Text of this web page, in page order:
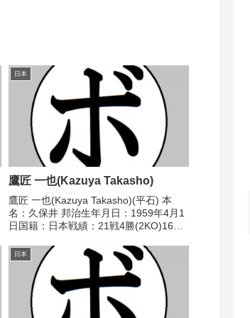
日本
鷹匠 一也(Kazuya Takasho)
鷹匠 一也(Kazuya Takasho)(平石) 本
名：久保井 邦治生年月日：1959年4月1
日国籍：日本戦績：21戦4勝(2KO)16敗
■1989年度中日本ライトフライ級新人王
予選1989/06/03...
日本